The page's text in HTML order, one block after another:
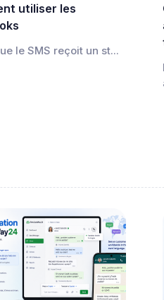
utiliser les
le SMS reçoit un st...